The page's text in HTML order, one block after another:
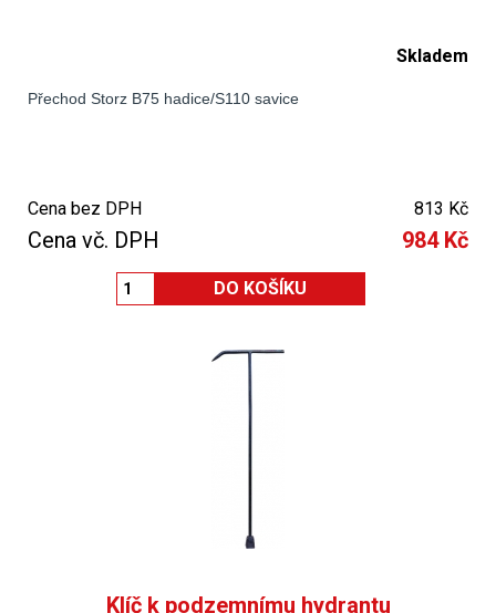
Skladem
Přechod Storz B75 hadice/S110 savice
Cena bez DPH 813 Kč
Cena vč. DPH 984 Kč
Klíč k podzemnímu hydrantu